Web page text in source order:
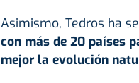
Asimismo, Tedros ha
con más de 20 países
mejor la evolución